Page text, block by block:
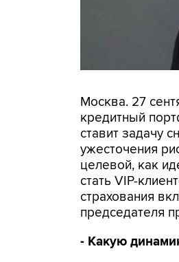
Москва. 27
кредитный
ставит задачу
ужесточения
целевой, как
стать VIP-
страхования
председателя
- Какую